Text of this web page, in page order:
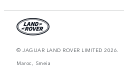
© JAGUAR LAND ROVER LIMITED 2026.
Maroc, Smeia